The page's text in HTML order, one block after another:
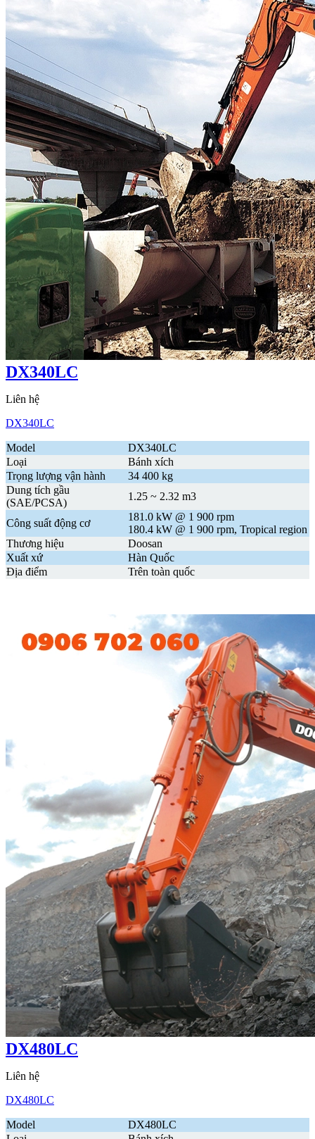
DX340LC
Liên hệ
DX340LC
Model
DX340LC
Loại
Bánh xích
Trọng lượng vận hành
34 400 kg
Dung tích gầu
(SAE/PCSA)
1.25 ~ 2.32 m3
Công suất động cơ
181.0 kW @ 1 900 rpm
180.4 kW @ 1 900 rpm, Tropical region
Thương hiệu
Doosan
Xuất xứ
Hàn Quốc
Địa điểm
Trên toàn quốc
DX480LC
Liên hệ
DX480LC
Model
DX480LC